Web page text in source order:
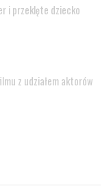
i przeklęte dziecko
z udziałem aktorów